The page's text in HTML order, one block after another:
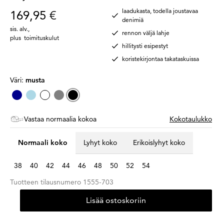
169,95 €
sis. alv.
plus toimituskulut
laadukasta, todella joustavaa
denimiä
rennon väljä lahje
hillitysti esipestyt
koristekirjontaa takataskuissa
Väri: musta
Vastaa normaalia kokoa Kokotaulukko
Normaali koko Lyhyt koko Erikoislyhyt koko
38 40 42 44 46 48 50 52
54
Tuotteen tilausnumero 1555-703
Lisää ostoskoriin